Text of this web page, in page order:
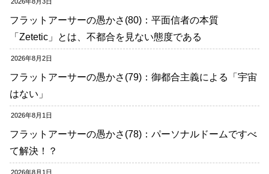
2026年8月3日
フラットアーサーの愚かさ(80)：平面信者の本質
「Zetetic」とは、不都合を見ない態度である
2026年8月2日
フラットアーサーの愚かさ(79)：御都合主義による「宇宙
はない」
2026年8月1日
フラットアーサーの愚かさ(78)：パーソナルドームですべ
て解決！？
2026年8月1日